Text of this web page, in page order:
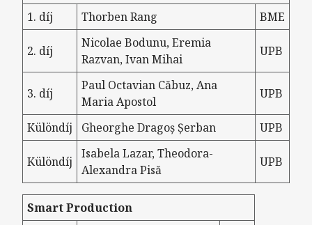
1. díj
Thorben Rang BME
2. díj
Nicolae Bodunu, Eremia
Razvan, Ivan Mihai
UPB
3. díj
Paul Octavian Căbuz, Ana
Maria Apostol
UPB
Különdíj Gheorghe Dragoș Șerban UPB
Különdíj
Isabela Lazar, Theodora-
Alexandra Pisă
UPB
Smart Production